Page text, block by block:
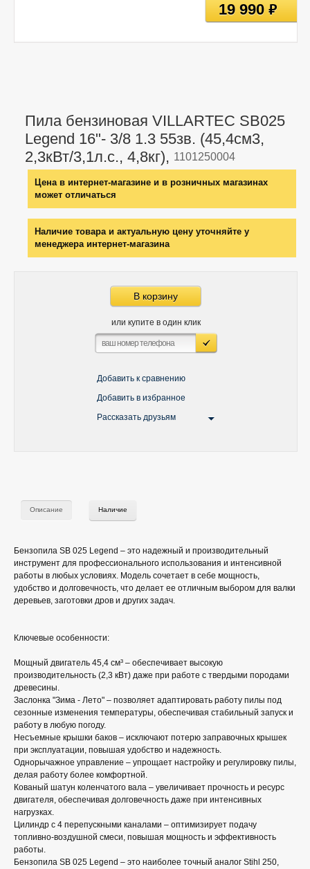
Пила бензиновая VILLARTEC SB025
Legend 16"- 3/8 1.3 55зв. (45,4см3,
2,3кВт/3,1л.с., 4,8кг), 1101250004
Цена в интернет-магазине и в розничных магазинах
может отличаться
Наличие товара и актуальную цену уточняйте у
менеджера интернет-магазина
В корзину
или купите в один клик
Добавить к сравнению
Добавить в избранное
Рассказать друзьям
19 990руб
Описание Наличие
Бензопила SB 025 Legend – это надежный и производительный
инструмент для профессионального использования и интенсивной
работы в любых условиях. Модель сочетает в себе мощность,
удобство и долговечность, что делает ее отличным выбором для валки
деревьев, заготовки дров и других задач.
Ключевые особенности:
Мощный двигатель 45,4 см³ – обеспечивает высокую
производительность (2,3 кВт) даже при работе с твердыми породами
древесины.
Заслонка "Зима - Лето" – позволяет адаптировать работу пилы под
сезонные изменения температуры, обеспечивая стабильный запуск и
работу в любую погоду.
Несъемные крышки баков – исключают потерю заправочных крышек
при эксплуатации, повышая удобство и надежность.
Однорычажное управление – упрощает настройку и регулировку пилы,
делая работу более комфортной.
Кованый шатун коленчатого вала – увеличивает прочность и ресурс
двигателя, обеспечивая долговечность даже при интенсивных
нагрузках.
Цилиндр с 4 перепускными каналами – оптимизирует подачу
топливно-воздушной смеси, повышая мощность и эффективность
работы.
Бензопила SB 025 Legend – это наиболее точный аналог Stihl 250,